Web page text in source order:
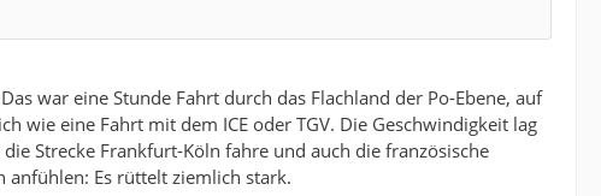
war eine Stunde Fahrt durch das Flachland der Po-Ebene, auf
wie eine Fahrt mit dem ICE oder TGV. Die Geschwindigkeit lag
Strecke Frankfurt-Köln fahre und auch die französische
anfühlen: Es rüttelt ziemlich stark.